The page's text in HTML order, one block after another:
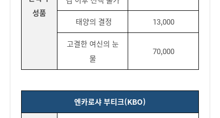
성품
태양의 결정 13,000
고결한 여신의 눈
물
70,000
엔카로샤 부티크(KBO)